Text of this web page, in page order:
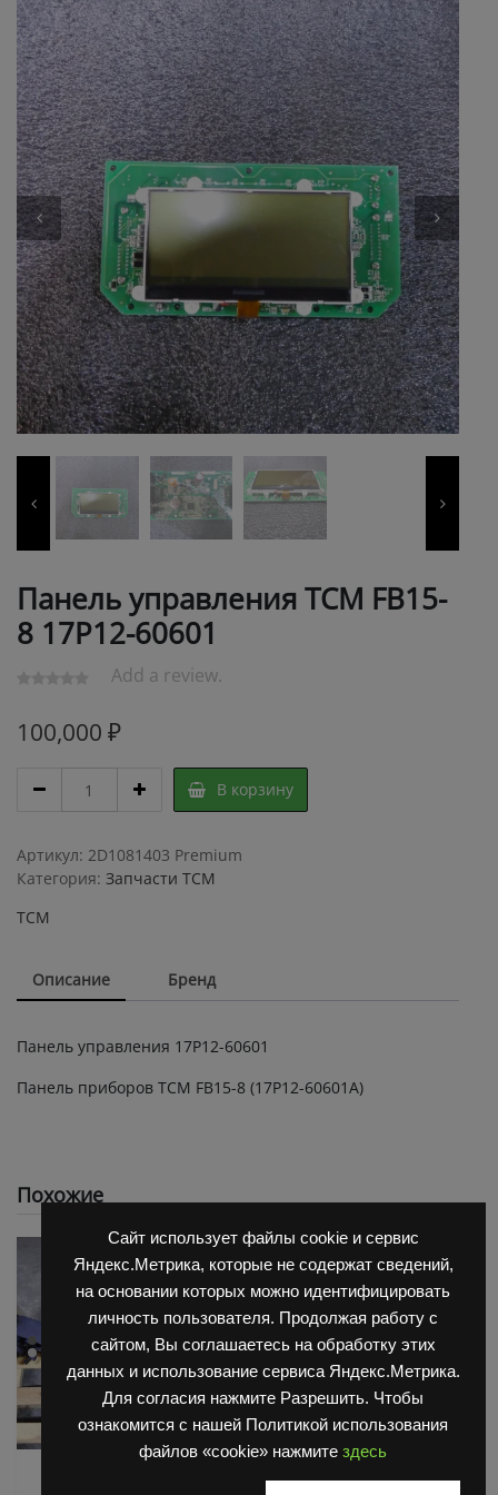
Сайт использует файлы cookie и сервис
Яндекс.Метрика, которые не содержат сведений,
на основании которых можно идентифицировать
личность пользователя. Продолжая работу с
сайтом, Вы соглашаетесь на обработку этих
данных и использование сервиса Яндекс.Метрика.
Для согласия нажмите Разрешить. Чтобы
ознакомится с нашей Политикой использования
файлов «cookie» нажмите здесь
Панель управления TCM FB15-
8 17P12-60601
Add a review.
100,000 ₽
управления
FB15-
8
17P12-
В корзину
Артикул: 2D1081403 Premium
Категория: Запчасти TCM
TCM
Описание Бренд
Панель управления 17P12-60601
Панель приборов TCM FB15-8 (17P12-60601A)
Похожие